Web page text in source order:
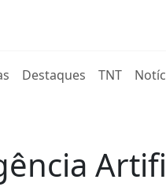
Destaques TNT